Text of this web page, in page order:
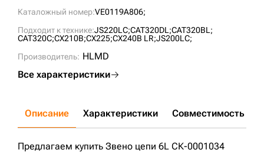
Каталожный номер:VE0119A806;
Подходит к технике:JS220LC;CAT320DL;CAT320BL;
CAT320C;CX210B;CX225;CX240B LR;JS200LC;
Производитель: HLMD
Все характеристики
Описание Характеристики Совместимость
Предлагаем купить Звено цепи 6L СК-0001034